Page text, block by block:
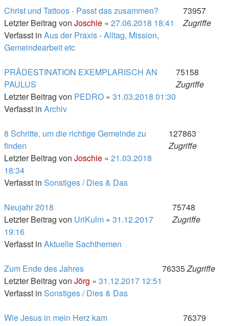
Christ und Tattoos - Passt das zusammen?
Letzter Beitrag von Joschie « 27.06.2018 18:41
Verfasst in Aus der Praxis - Alltag, Mission,
Gemeindearbeit etc
73957
Zugriffe
PRÄDESTINATION EXEMPLARISCH AN
PAULUS
Letzter Beitrag von PEDRO « 31.03.2018 01:30
Verfasst in Archiv
75158
Zugriffe
8 Schritte, um die richtige Gemeinde zu
finden
Letzter Beitrag von Joschie « 21.03.2018
18:34
Verfasst in Sonstiges / Dies & Das
127863
Zugriffe
Neujahr 2018
Letzter Beitrag von UriKulm « 31.12.2017
19:16
Verfasst in Aktuelle Sachthemen
75748
Zugriffe
Zum Ende des Jahres
Letzter Beitrag von Jörg « 31.12.2017 12:51
Verfasst in Sonstiges / Dies & Das
76335Zugriffe
Wie Jesus in mein Herz kam
76379